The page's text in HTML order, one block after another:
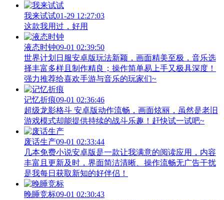
我来试试01-29 12:27:03
这款我用过，好用
液态时钟09-01 02:39:50
世界计划日服安卓版玩法新颖，画面精美至极，音乐选
择丰富多样且制作精良；操作简单易上手又极具深度！
强力推荐给喜欢手游与音乐的玩家们~
记忆折痕09-01 02:36:46
超级龙影格斗 安卓版动作流畅，画面炫丽，虽然是老旧
游戏模式却能提供持续的战斗乐趣！赶快试一试吧~
废话生产09-01 02:33:44
几本免费小说安卓版是一款让我满意的阅读应用，内容
丰富且更新及时，界面简洁清晰、操作流畅无广告干扰
是我每日获取新知的好伴侣！
晚睡竞标09-01 02:30:43